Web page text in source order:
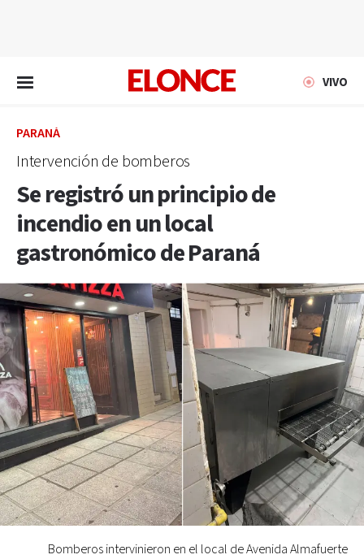
VIVO
PARANÁ
Intervención de bomberos
Se registró un principio de
incendio en un local
gastronómico de Paraná
Bomberos intervinieron en el local de Avenida Almafuerte